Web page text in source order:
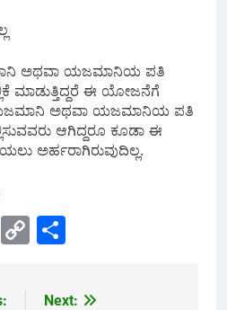
ಅಥವಾ ಯಜಮಾನಿಯ ಪತಿ
ಮಾಡುತ್ತಿದ್ದರೆ ಈ ಯೋಜನೆಗೆ
ಯಜಮಾನಿ ಅಥವಾ ಯಜಮಾನಿಯ ಪತಿ
ಆಗಿದ್ದರೂ ಕೂಡಾ ಈ
ಅರ್ಹರಾಗಿರುವುದಿಲ್ಲ.
Message
Copy
Next: